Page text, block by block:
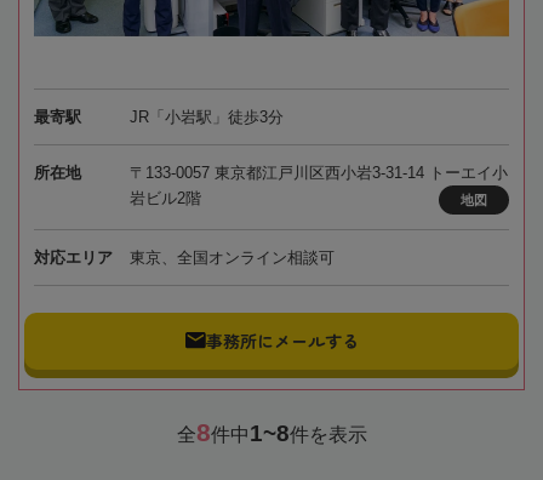
最寄駅 JR「小岩駅」徒歩3分
所在地
〒133-0057 東京都江戸川区西小岩3-31-14 トーエイ小
岩ビル2階
地図
対応エリア 東京、全国オンライン相談可
事務所にメールする
全8件中1~8件を表示